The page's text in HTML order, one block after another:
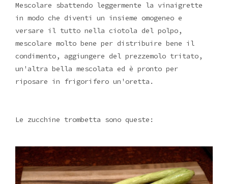
Mescolare sbattendo leggermente la vinaigrette
in modo che diventi un insieme omogeneo e
versare il tutto nella ciotola del polpo,
mescolare molto bene per distribuire bene il
condimento, aggiungere del prezzemolo tritato,
un'altra bella mescolata ed è pronto per
riposare in frigorifero un'oretta.
Le zucchine trombetta sono queste: